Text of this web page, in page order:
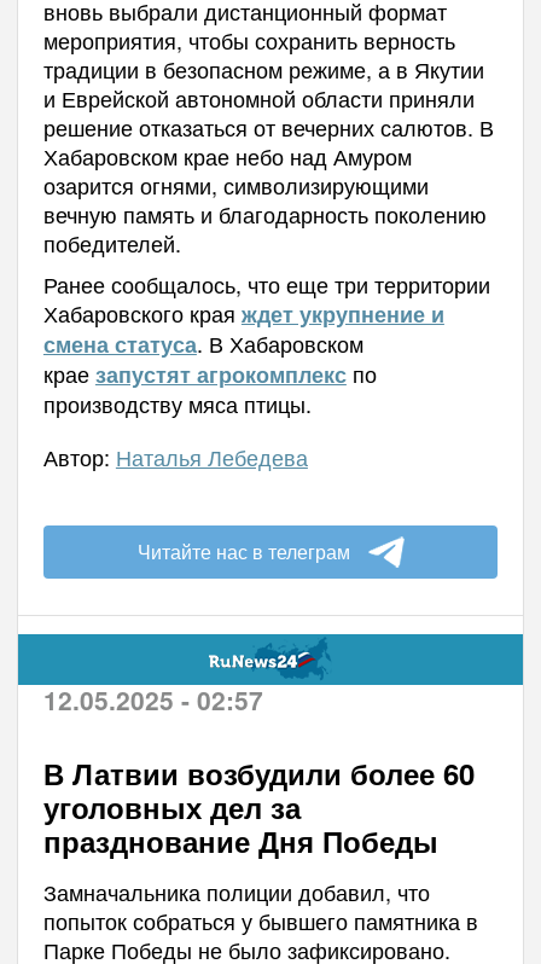
вновь выбрали дистанционный формат
мероприятия, чтобы сохранить верность
традиции в безопасном режиме, а в Якутии
и Еврейской автономной области приняли
решение отказаться от вечерних салютов. В
Хабаровском крае небо над Амуром
озарится огнями, символизирующими
вечную память и благодарность поколению
победителей.
Ранее сообщалось, что еще три территории
Хабаровского края ждет укрупнение и
смена статуса. В Хабаровском
краезапустят агрокомплекспо
производству мяса птицы.
Автор: Наталья Лебедева
Читайте нас в телеграм
12.05.2025 - 02:57
В Латвии возбудили более 60
уголовных дел за
празднование Дня Победы
Замначальника полиции добавил, что
попыток собраться у бывшего памятника в
Парке Победы не было зафиксировано.